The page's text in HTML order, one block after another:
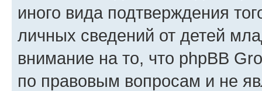
иного вида подтверждения
личных сведений от детей
внимание на то, что phpBB
по правовым вопросам и не